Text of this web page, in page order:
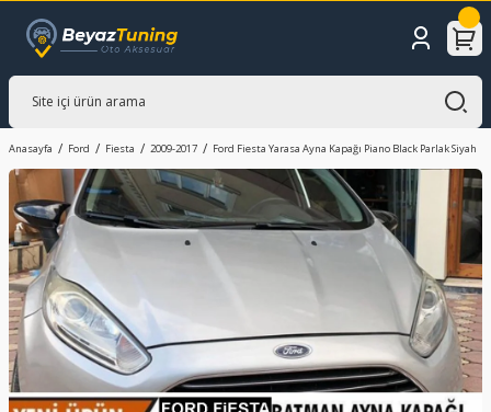
Anasayfa Ford Fiesta 2009-2017 Ford Fiesta Yarasa Ayna Kapağı Piano Black Parlak Siyah